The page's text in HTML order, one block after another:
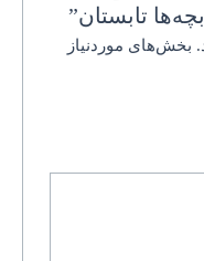
تابستان”
بخش‌های موردنیاز